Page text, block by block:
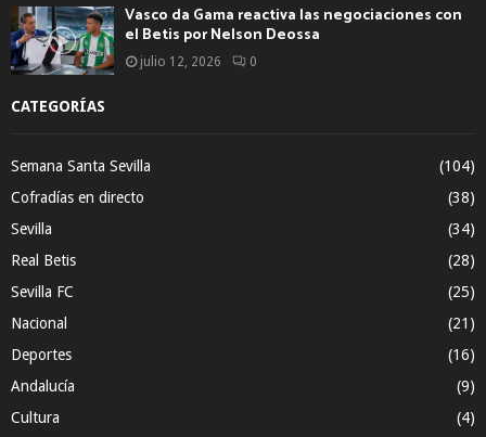
Vasco da Gama reactiva las negociaciones con
el Betis por Nelson Deossa
julio 12, 2026 0
CATEGORÍAS
Semana Santa Sevilla
(104)
Cofradías en directo
(38)
Sevilla
(34)
Real Betis
(28)
Sevilla FC
(25)
Nacional
(21)
Deportes
(16)
Andalucía
(9)
Cultura
(4)